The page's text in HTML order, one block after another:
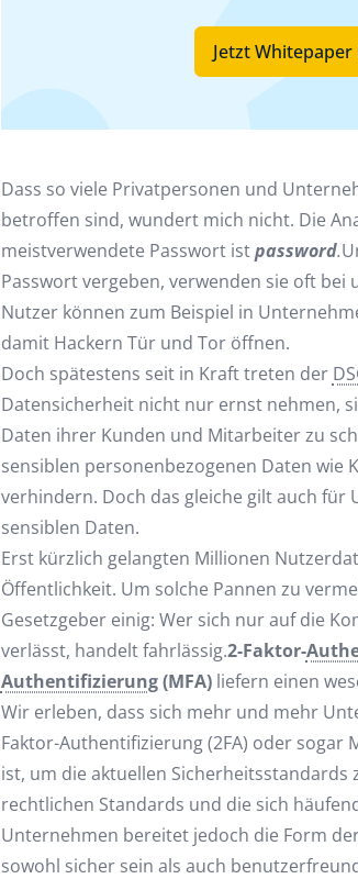
Jetzt Whitepaper
Dass so viele Privatpersonen und
betroffen sind, wundert mich nicht. Die
meistverwendete Passwort istpassword.
Passwort vergeben, verwenden sie oft bei
Nutzer können zum Beispiel in
damit Hackern Tür und Tor öffnen.
Doch spätestens seit in Kraft treten der
Datensicherheit nicht nur ernst nehmen,
Daten ihrer Kunden und Mitarbeiter zu
sensiblen personenbezogenen Daten wie
verhindern. Doch das gleiche gilt auch
sensiblen Daten.
Erst kürzlich gelangten Millionen
Öffentlichkeit. Um solche Pannen zu
Gesetzgeber einig: Wer sich nur auf die
verlässt, handelt fahrlässig.2-Faktor-
Authentifizierung(MFA)liefern einen
Wir erleben, dass sich mehr und mehr
Faktor-Authentifizierung (2FA) oder sogar
ist, um die aktuellen Sicherheitsstandards
rechtlichen Standards und die sich
Unternehmen bereitet jedoch die Form
sowohl sicher sein als auch